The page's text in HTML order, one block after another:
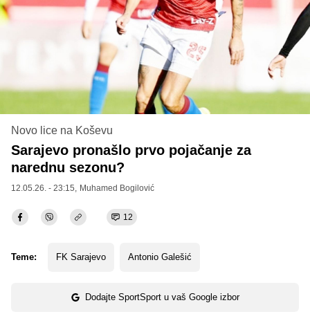
Novo lice na Koševu
Sarajevo pronašlo prvo pojačanje za
narednu sezonu?
12.05.26. - 23:15, Muhamed Bogilović
12
Teme: FK Sarajevo Antonio Galešić
Dodajte SportSport u vaš Google izbor